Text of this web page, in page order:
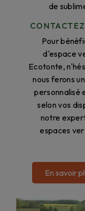
de
Pour
d'espace
Ecotonte,
nous ferons
personnalisé
selon vos
notre
espaces
En savoir